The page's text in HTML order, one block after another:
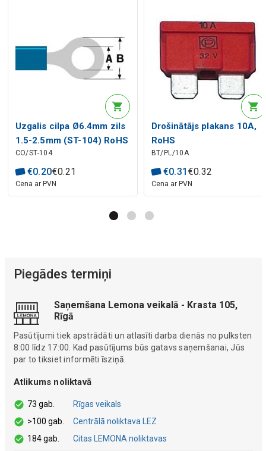
Uzgalis cilpa Ø6.4mm zils
1.5-2.5mm (ST-104) RoHS
CO/ST-104
€0.20€0.21
Cena ar PVN
Drošinātājs plakans 10A,
RoHS
BT/PL/10A
€0.31 €0.32
Cena ar PVN
Piegādes termiņi
Saņemšana Lemona veikalā - Krasta 105,
Rīgā
Pasūtījumi tiek apstrādāti un atlasīti darba dienās no pulksten
8:00 līdz 17:00. Kad pasūtījums būs gatavs saņemšanai, Jūs
par to tiksiet informēti īsziņā.
Atlikums noliktavā
73 gab.
Rīgas veikals
>100 gab.
Centrālā noliktava LEZ
184 gab.
Citas LEMONA noliktavas